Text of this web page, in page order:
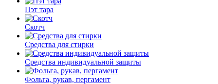
Пэт тара
Скотч
Средства для стирки
Средства индивидуальной защиты
Фольга, рукав, пергамент